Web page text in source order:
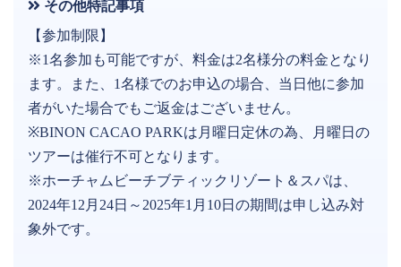
その他特記事項
【参加制限】
※1名参加も可能ですが、料金は2名様分の料金となり
ます。また、1名様でのお申込の場合、当日他に参加
者がいた場合でもご返金はございません。
※BINON CACAO PARKは月曜日定休の為、月曜日の
ツアーは催行不可となります。
※ホーチャムビーチブティックリゾート＆スパは、
2024年12月24日～2025年1月10日の期間は申し込み対
象外です。